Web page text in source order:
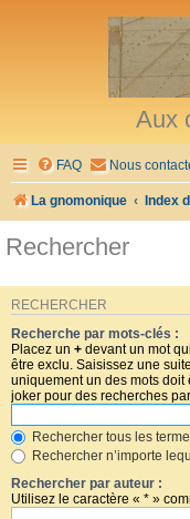
Aux
FAQ Nous
La gnomonique Index
Rechercher
RECHERCHER
Recherche par mots-clés :
Placez un + devant un mot
être exclu. Saisissez une
uniquement un des mots doit
joker pour des recherches
Rechercher tous les
Rechercher n’importe
Rechercher par auteur :
Utilisez le caractère « * »